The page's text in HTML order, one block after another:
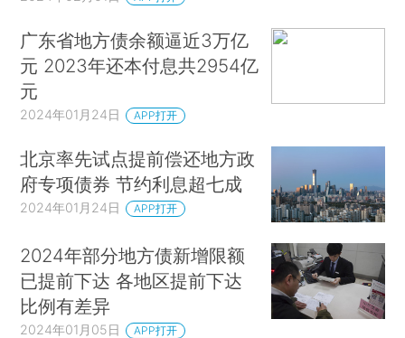
广东省地方债余额逼近3万亿
元 2023年还本付息共2954亿
元
2024年01月24日 APP打开
北京率先试点提前偿还地方政
府专项债券 节约利息超七成
2024年01月24日 APP打开
2024年部分地方债新增限额
已提前下达 各地区提前下达
比例有差异
2024年01月05日 APP打开